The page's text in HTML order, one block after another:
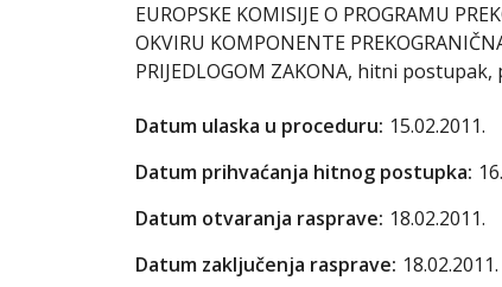
EUROPSKE KOMISIJE O PROGRAMU
OKVIRU KOMPONENTE
PRIJEDLOGOM ZAKONA, hitni
Datum ulaska u proceduru: 15.02.2011.
Datum prihvaćanja hitnog postupka:
Datum otvaranja rasprave: 18.02.2011.
Datum zaključenja rasprave: 18.02.2011.